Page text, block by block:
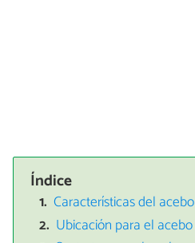
Índice
Características del acebo
Ubicación para el acebo